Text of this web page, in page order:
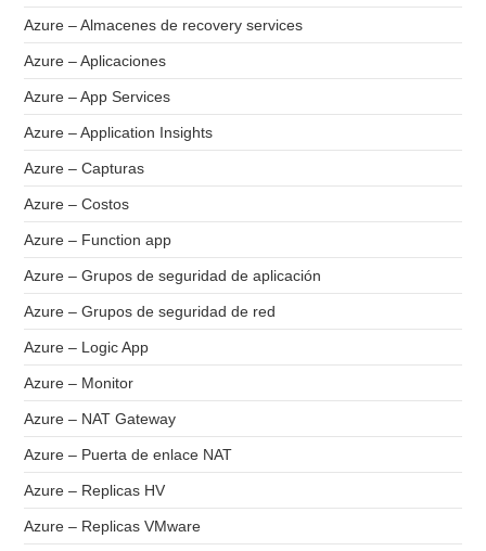
Azure – Almacenes de recovery services
Azure – Aplicaciones
Azure – App Services
Azure – Application Insights
Azure – Capturas
Azure – Costos
Azure – Function app
Azure – Grupos de seguridad de aplicación
Azure – Grupos de seguridad de red
Azure – Logic App
Azure – Monitor
Azure – NAT Gateway
Azure – Puerta de enlace NAT
Azure – Replicas HV
Azure – Replicas VMware